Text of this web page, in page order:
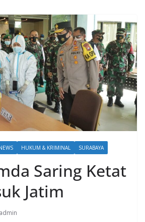
HUKUM & KRIMINAL SURABAYA
Saring Ketat
Jatim
admin